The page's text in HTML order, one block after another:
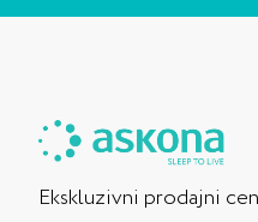
100x180
120
120x190
Ekskluzivni prodajni